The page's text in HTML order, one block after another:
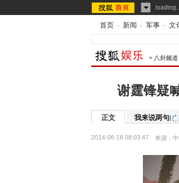
首页 - 新闻 - 军事 - 文
> 八卦频道
谢霆锋疑
正文 我来说两句(
2014-06-16 08:03:47 来源：